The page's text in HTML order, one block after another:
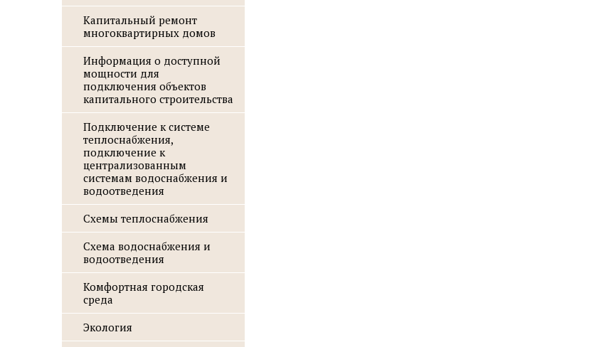
Капитальный ремонт
многоквартирных домов
Информация о доступной
мощности для
подключения объектов
капитального строительства
Подключение к системе
теплоснабжения,
подключение к
централизованным
системам водоснабжения и
водоотведения
Схемы теплоснабжения
Схема водоснабжения и
водоотведения
Комфортная городская
среда
Экология